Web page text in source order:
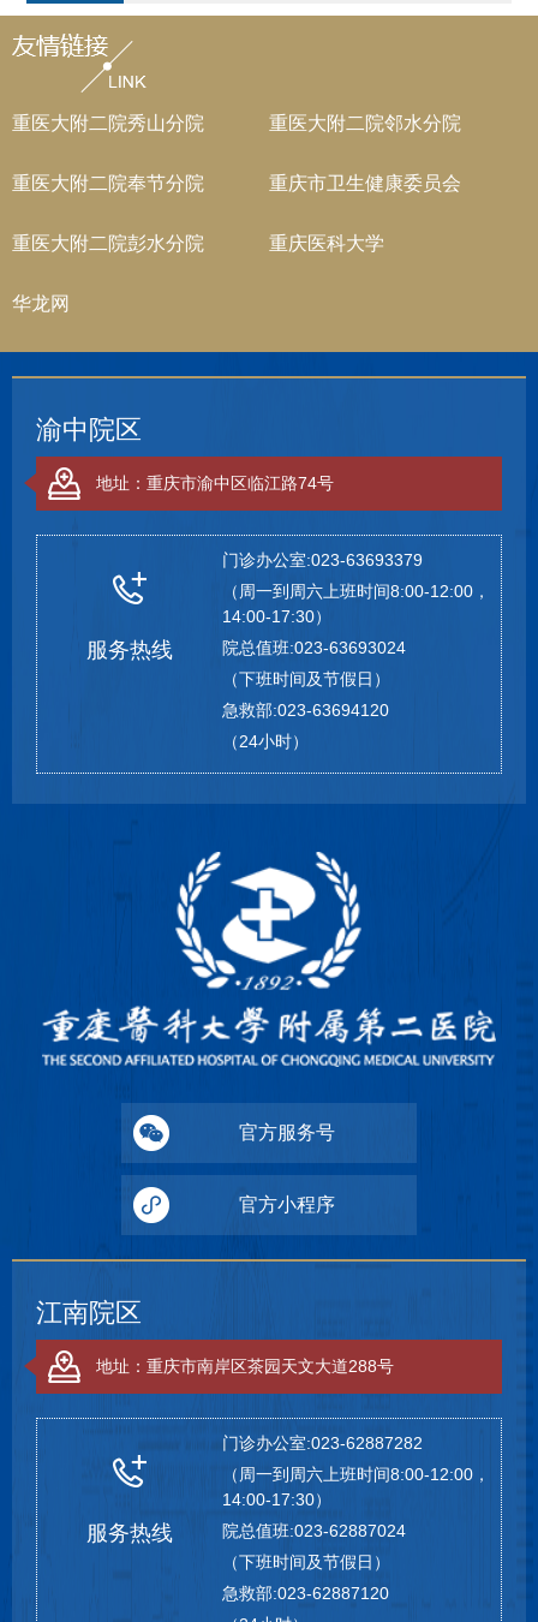
重医大附二院秀山分院
重医大附二院邻水分院
重医大附二院奉节分院 重庆市卫生健康委员会
重医大附二院彭水分院 重庆医科大学
华龙网
渝中院区
地址：重庆市渝中区临江路74号
服务热线
门诊办公室:023-63693379
（周一到周六上班时间8:00-12:00，
14:00-17:30）
院总值班:023-63693024
（下班时间及节假日）
急救部:023-63694120
（24小时）
官方服务号
官方小程序
江南院区
地址：重庆市南岸区茶园天文大道288号
服务热线
门诊办公室:023-62887282
（周一到周六上班时间8:00-12:00，
14:00-17:30）
院总值班:023-62887024
（下班时间及节假日）
急救部:023-62887120